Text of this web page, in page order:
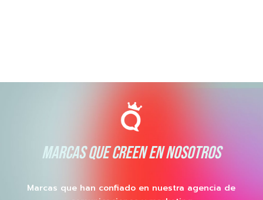
MARCAS QUE CREEN EN NOSOTROS
Marcas que han confiado en nuestra agencia de